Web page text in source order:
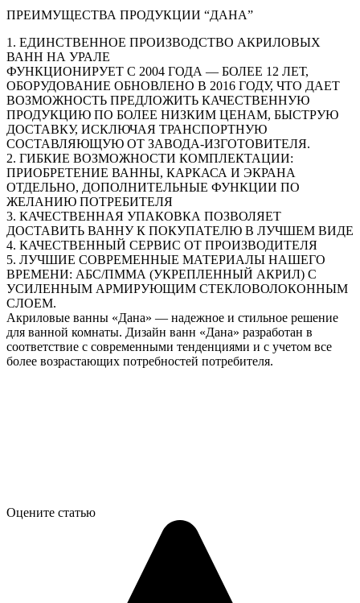
ПРЕИМУЩЕСТВА ПРОДУКЦИИ “ДАНА”
1. ЕДИНСТВЕННОЕ ПРОИЗВОДСТВО АКРИЛОВЫХ
ВАНН НА УРАЛЕ
ФУНКЦИОНИРУЕТ С 2004 ГОДА — БОЛЕЕ 12 ЛЕТ,
ОБОРУДОВАНИЕ ОБНОВЛЕНО В 2016 ГОДУ, ЧТО ДАЕТ
ВОЗМОЖНОСТЬ ПРЕДЛОЖИТЬ КАЧЕСТВЕННУЮ
ПРОДУКЦИЮ ПО БОЛЕЕ НИЗКИМ ЦЕНАМ, БЫСТРУЮ
ДОСТАВКУ, ИСКЛЮЧАЯ ТРАНСПОРТНУЮ
СОСТАВЛЯЮЩУЮ ОТ ЗАВОДА-ИЗГОТОВИТЕЛЯ.
2. ГИБКИЕ ВОЗМОЖНОСТИ КОМПЛЕКТАЦИИ:
ПРИОБРЕТЕНИЕ ВАННЫ, КАРКАСА И ЭКРАНА
ОТДЕЛЬНО, ДОПОЛНИТЕЛЬНЫЕ ФУНКЦИИ ПО
ЖЕЛАНИЮ ПОТРЕБИТЕЛЯ
3. КАЧЕСТВЕННАЯ УПАКОВКА ПОЗВОЛЯЕТ
ДОСТАВИТЬ ВАННУ К ПОКУПАТЕЛЮ В ЛУЧШЕМ ВИДЕ
4. КАЧЕСТВЕННЫЙ СЕРВИС ОТ ПРОИЗВОДИТЕЛЯ
5. ЛУЧШИЕ СОВРЕМЕННЫЕ МАТЕРИАЛЫ НАШЕГО
ВРЕМЕНИ: АБС/ПММА (УКРЕПЛЕННЫЙ АКРИЛ) С
УСИЛЕННЫМ АРМИРУЮЩИМ СТЕКЛОВОЛОКОННЫМ
СЛОЕМ.
Акриловые ванны «Дана» — надежное и стильное решение
для ванной комнаты. Дизайн ванн «Дана» разработан в
соответствие с современными тенденциями и с учетом все
более возрастающих потребностей потребителя.
Оцените статью